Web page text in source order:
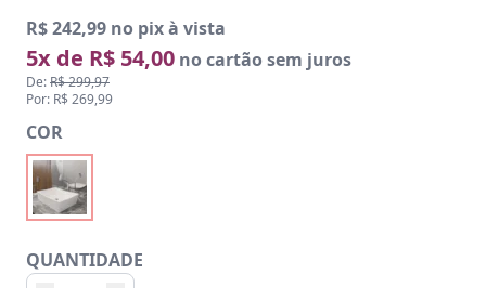
R$ 242,99 no pix à vista
5x de R$ 54,00 no cartão sem juros
De:R$ 299,97
Por: R$ 269,99
COR
QUANTIDADE